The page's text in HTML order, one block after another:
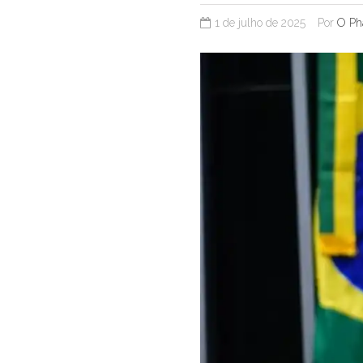
1 de julho de 2025 Por O